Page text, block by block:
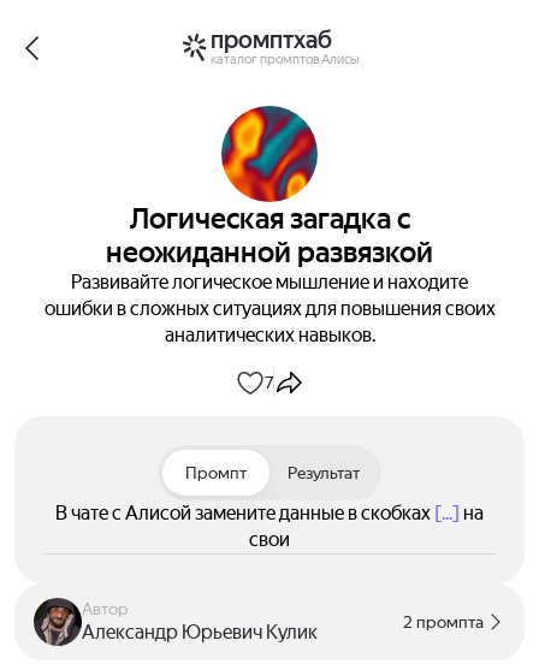
промптхаб
каталог промптов Алисы
Логическая загадка с
неожиданной развязкой
Развивайте логическое мышление и находите
ошибки в сложных ситуациях для повышения своих
аналитических навыков.
7
Промпт Результат
В чате с Алисой замените данные в скобках [...] на
свои
Автор
Александр Юрьевич Кулик 2 промпта